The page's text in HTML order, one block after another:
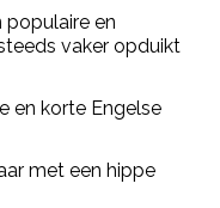
populaire en
vaker opduikt
en korte Engelse
met een hippe